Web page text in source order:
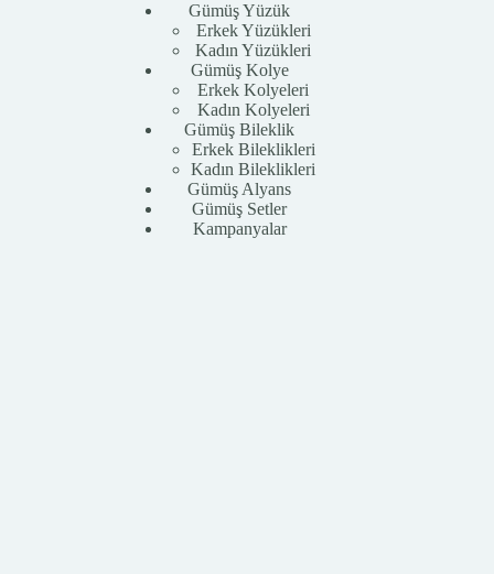
Gümüş Yüzük
Erkek Yüzükleri
Kadın Yüzükleri
Gümüş Kolye
Erkek Kolyeleri
Kadın Kolyeleri
Gümüş Bileklik
Erkek Bileklikleri
Kadın Bileklikleri
Gümüş Alyans
Gümüş Setler
Kampanyalar